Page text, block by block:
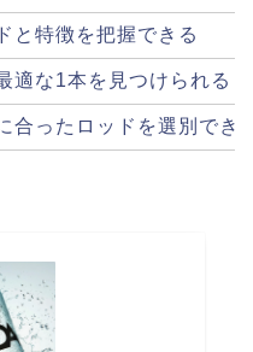
と特徴を把握できる
適な1本を見つけられる
合ったロッドを選別でき